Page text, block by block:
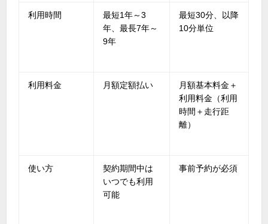
利用時間 最短1年～3
年、最長7年～
9年
最短30分、以降
10分単位
利用料金 月額定額払い
月額基本料金＋
利用料金（利用
時間＋走行距
離）
使い方
契約期間中は
いつでも利用
可能
事前予約が必須